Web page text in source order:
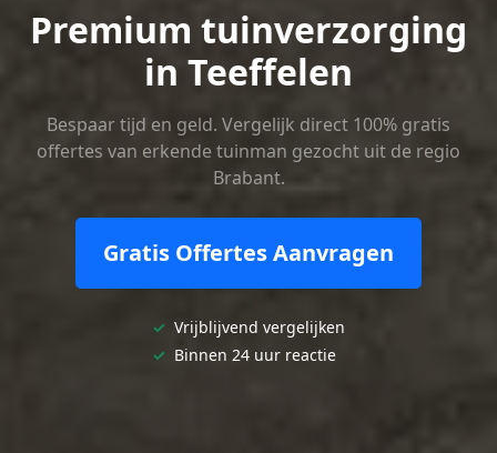
Premium tuinverzorging
in Teeffelen
Bespaar tijd en geld. Vergelijk direct 100% gratis
offertes van erkende tuinman gezocht uit de regio
Brabant.
Gratis Offertes Aanvragen
✓ Vrijblijvend vergelijken
✓ Binnen 24 uur reactie